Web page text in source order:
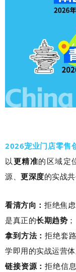
2026宠业门店零售
以更精准的区域定
源、 更深度的实战
看清方向： 拒绝焦
是真正的长期趋势 ；
拿到方法：拒绝套
学即用的实战运营体
链接资源：拒绝信